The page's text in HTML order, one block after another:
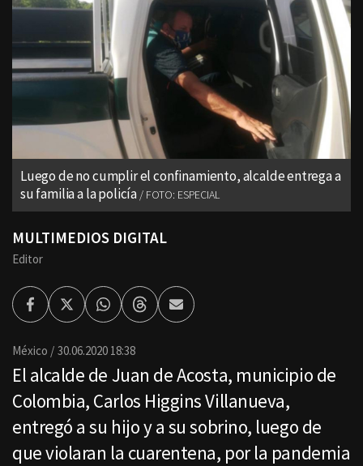
Luego de no cumplir el confinamiento, alcalde entrega a
su familia a la policía
FOTO: ESPECIAL
MULTIMEDIOS DIGITAL
Editor
FacebookTwitterWhatsappThreadsEnviar
por
México 30.06.2020 18:38
El alcalde de Juan de Acosta, municipio de
Colombia, Carlos Higgins Villanueva,
entregó a su hijo y a su sobrino, luego de
que violaran la cuarentena, por la pandemia